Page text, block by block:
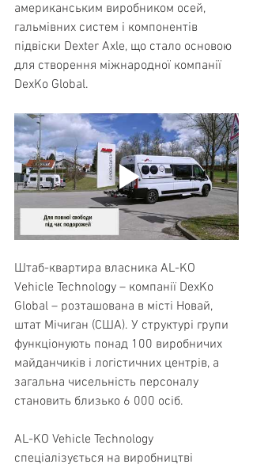
американським виробником осей,
гальмівних систем і компонентів
підвіски Dexter Axle, що стало основою
для створення міжнародної компанії
DexKo Global.
Штаб-квартира власника AL-KO
Vehicle Technology – компанії DexKo
Global – розташована в місті Новай,
штат Мічиган (США). У структурі групи
функціонують понад 100 виробничих
майданчиків і логістичних центрів, а
загальна чисельність персоналу
становить близько 6 000 осіб.
AL-KO Vehicle Technology
спеціалізується на виробництві